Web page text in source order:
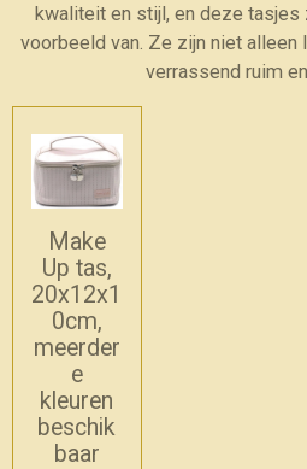
kwaliteit en stijl, en deze tasjes
voorbeeld van. Ze zijn niet alleen
verrassend ruim
Make
Up tas,
20x12x1
0cm,
meerder
e
kleuren
beschik
baar